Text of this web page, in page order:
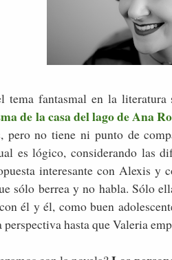
tema fantasmal en la
de la casa del lago de Ana
pero no tiene ni punto de
es lógico, considerando las
interesante con Alexis y
sólo berrea y no habla. Sólo
él y él, como buen
hasta que Valeria